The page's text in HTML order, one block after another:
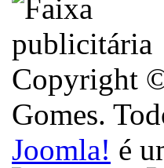
Copyright
Gomes.
Joomla! é